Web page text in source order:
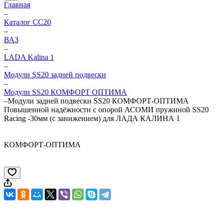
Главная
–
Каталог CC20
–
ВАЗ
–
LADA Kalina 1
–
Модули SS20 задней подвески
–
Модули SS20 КОМФОРТ ОПТИМА
–Модули задней подвески SS20 КОМФОРТ-ОПТИМА
Повышенной надёжности с опорой АСОМИ пружиной SS20
Racing -30мм (с занижением) для ЛАДА КАЛИНА 1
КОМФОРТ-ОПТИМА